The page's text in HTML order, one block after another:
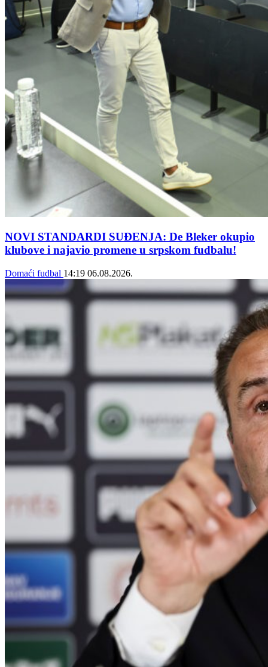
NOVI STANDARDI SUĐENJA: De Bleker okupio
klubove i najavio promene u srpskom fudbalu!
Domaći fudbal 14:19 06.08.2026.